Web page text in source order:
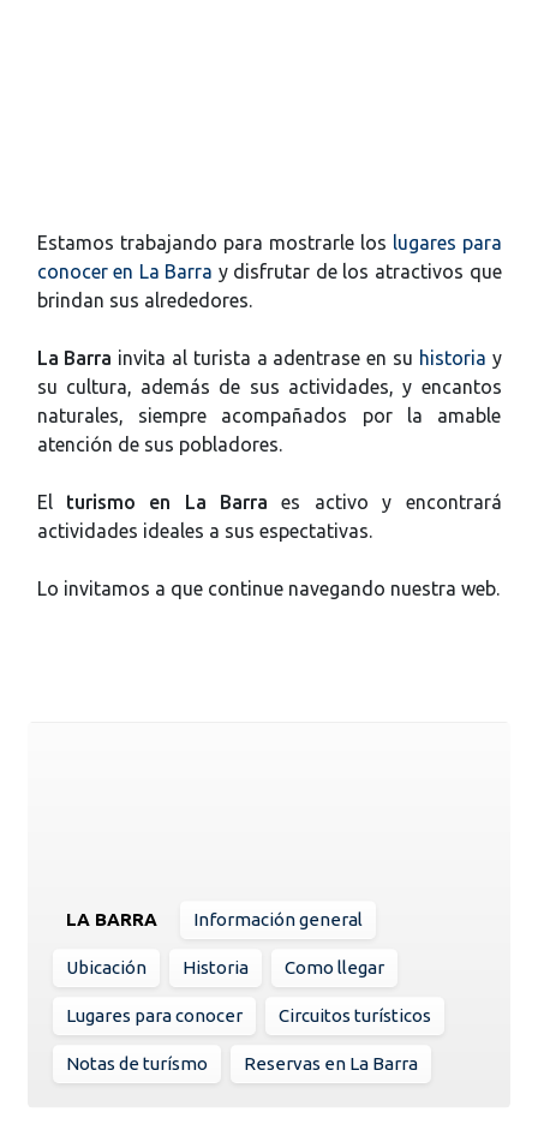
Estamos trabajando para mostrarle los lugares para
conocer en La Barra y disfrutar de los atractivos que
brindan sus alrededores.
La Barra invita al turista a adentrase en su historia y
su cultura, además de sus actividades, y encantos
naturales, siempre acompañados por la amable
atención de sus pobladores.
El turismo en La Barra es activo y encontrará
actividades ideales a sus espectativas.
Lo invitamos a que continue navegando nuestra web.
LA BARRA Información general
Ubicación Historia Como llegar
Lugares para conocer Circuitos turísticos
Notas de turísmo Reservas en La Barra